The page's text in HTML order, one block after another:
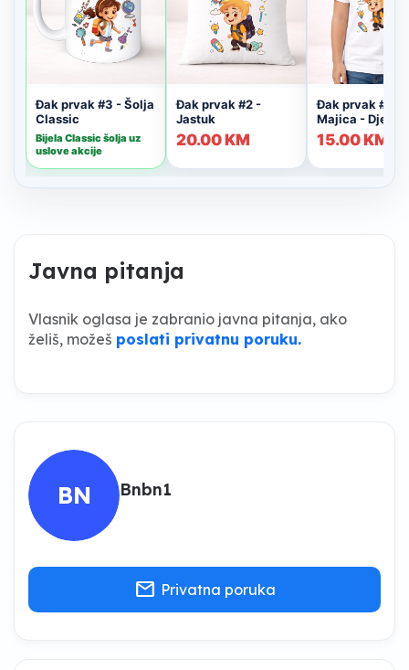
Javna pitanja
Vlasnik oglasa je zabranio javna pitanja, ako
želiš, možeš poslati privatnu poruku.
BN Bnbn1
mail Privatna poruka